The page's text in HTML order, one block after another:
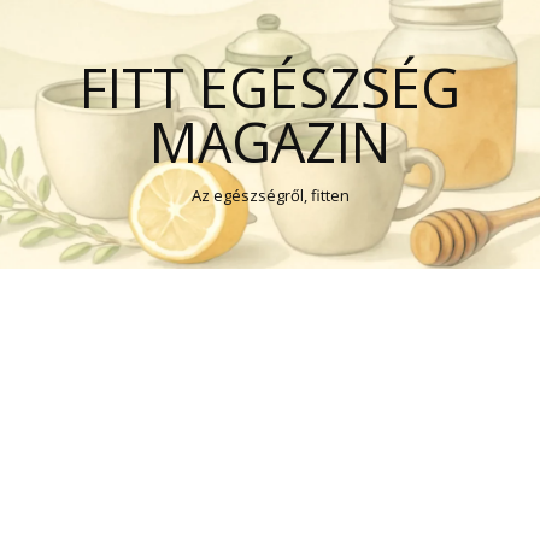
FITT EGÉSZSÉG
MAGAZIN
Az egészségről, fitten